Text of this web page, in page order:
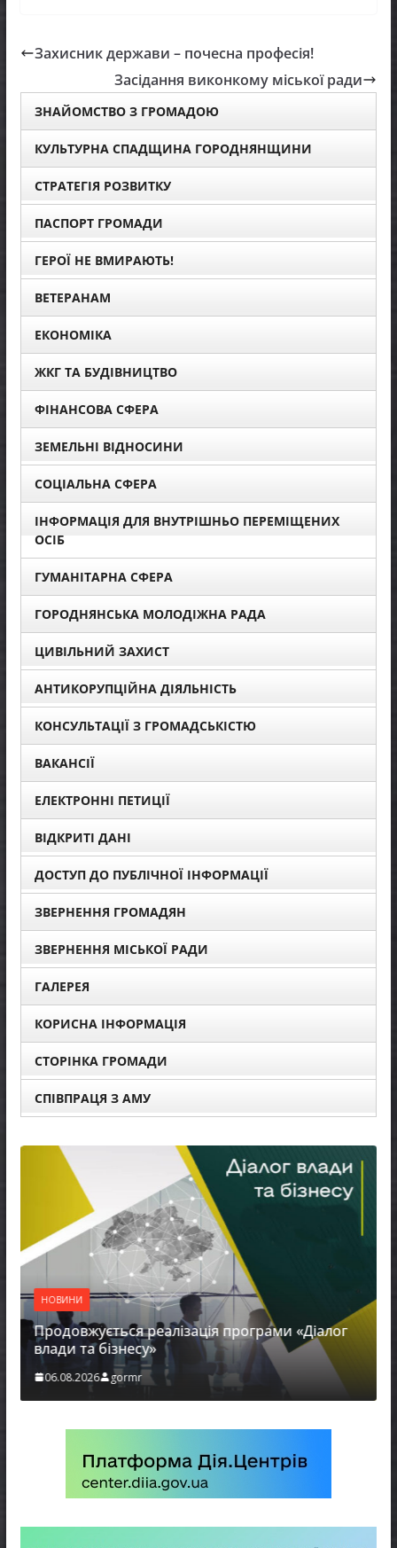
Захисник держави – почесна професія!
Засідання виконкому міської ради
ЗНАЙОМСТВО З ГРОМАДОЮ
КУЛЬТУРНА СПАДЩИНА ГОРОДНЯНЩИНИ
СТРАТЕГІЯ РОЗВИТКУ
ПАСПОРТ ГРОМАДИ
ГЕРОЇ НЕ ВМИРАЮТЬ!
ВЕТЕРАНАМ
ЕКОНОМІКА
ЖКГ ТА БУДІВНИЦТВО
ФІНАНСОВА СФЕРА
ЗЕМЕЛЬНІ ВІДНОСИНИ
СОЦІАЛЬНА СФЕРА
ІНФОРМАЦІЯ ДЛЯ ВНУТРІШНЬО ПЕРЕМІЩЕНИХ
ОСІБ
ГУМАНІТАРНА СФЕРА
ГОРОДНЯНСЬКА МОЛОДІЖНА РАДА
ЦИВІЛЬНИЙ ЗАХИСТ
АНТИКОРУПЦІЙНА ДІЯЛЬНІСТЬ
КОНСУЛЬТАЦІЇ З ГРОМАДСЬКІСТЮ
ВАКАНСІЇ
ЕЛЕКТРОННІ ПЕТИЦІЇ
ВІДКРИТІ ДАНІ
ДОСТУП ДО ПУБЛІЧНОЇ ІНФОРМАЦІЇ
ЗВЕРНЕННЯ ГРОМАДЯН
ЗВЕРНЕННЯ МІСЬКОЇ РАДИ
ГАЛЕРЕЯ
КОРИСНА ІНФОРМАЦІЯ
СТОРІНКА ГРОМАДИ
СПІВПРАЦЯ З АМУ
НОВИНИ
Продовжується реалізація програми «Діалог
влади та бізнесу»
06.08.2026 gormr